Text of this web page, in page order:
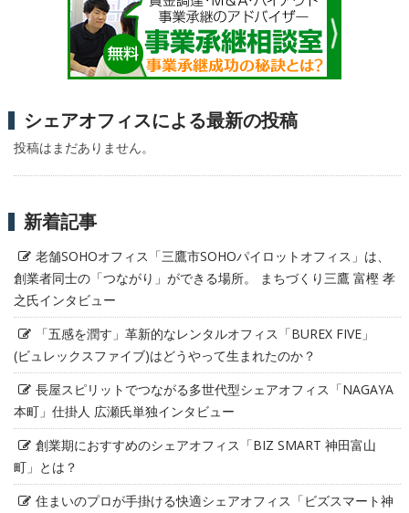
シェアオフィスによる最新の投稿
投稿はまだありません。
新着記事
老舗SOHOオフィス「三鷹市SOHOパイロットオフィス」は、
創業者同士の「つながり」ができる場所。 まちづくり三鷹 富樫 孝
之氏インタビュー
「五感を潤す」革新的なレンタルオフィス「BUREX FIVE」
(ビュレックスファイブ)はどうやって生まれたのか？
長屋スピリットでつながる多世代型シェアオフィス「NAGAYA
本町」仕掛人 広瀬氏単独インタビュー
創業期におすすめのシェアオフィス「BIZ SMART 神田富山
町」とは？
住まいのプロが手掛ける快適シェアオフィス「ビズスマート神